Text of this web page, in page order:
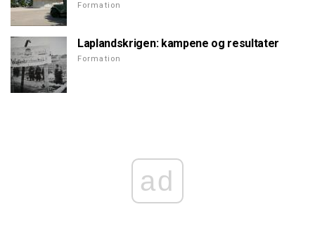
Formation
Laplandskrigen: kampene og resultater
Formation
ad